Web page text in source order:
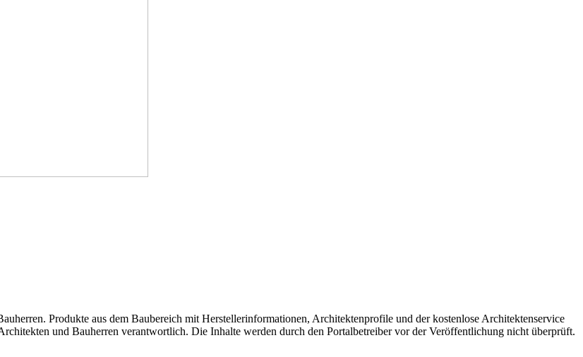
Produkte aus dem Baubereich mit Herstellerinformationen, Architektenprofile und der kostenlose Architektenservice
und Bauherren verantwortlich. Die Inhalte werden durch den Portalbetreiber vor der Veröffentlichung nicht überprüft.